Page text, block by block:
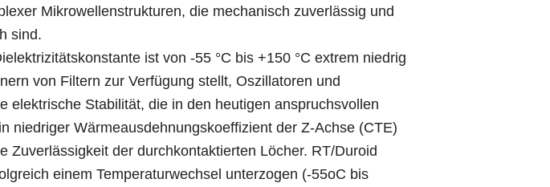
Mikrowellenstrukturen, die mechanisch zuverlässig und
sind.
ist von -55 °C bis +150 °C extrem niedrig
von Filtern zur Verfügung stellt, Oszillatoren und
elektrische Stabilität, die in den heutigen anspruchsvollen
niedriger Wärmeausdehnungskoeffizient der Z-Achse (CTE)
Zuverlässigkeit der durchkontaktierten Löcher. RT/Duroid
einem Temperaturwechsel unterzogen (-55oC bis